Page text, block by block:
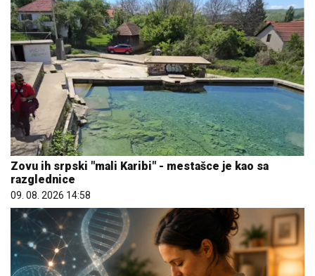
Zovu ih srpski "mali Karibi" - mestašce je kao sa
razglednice
09. 08. 2026 14:58